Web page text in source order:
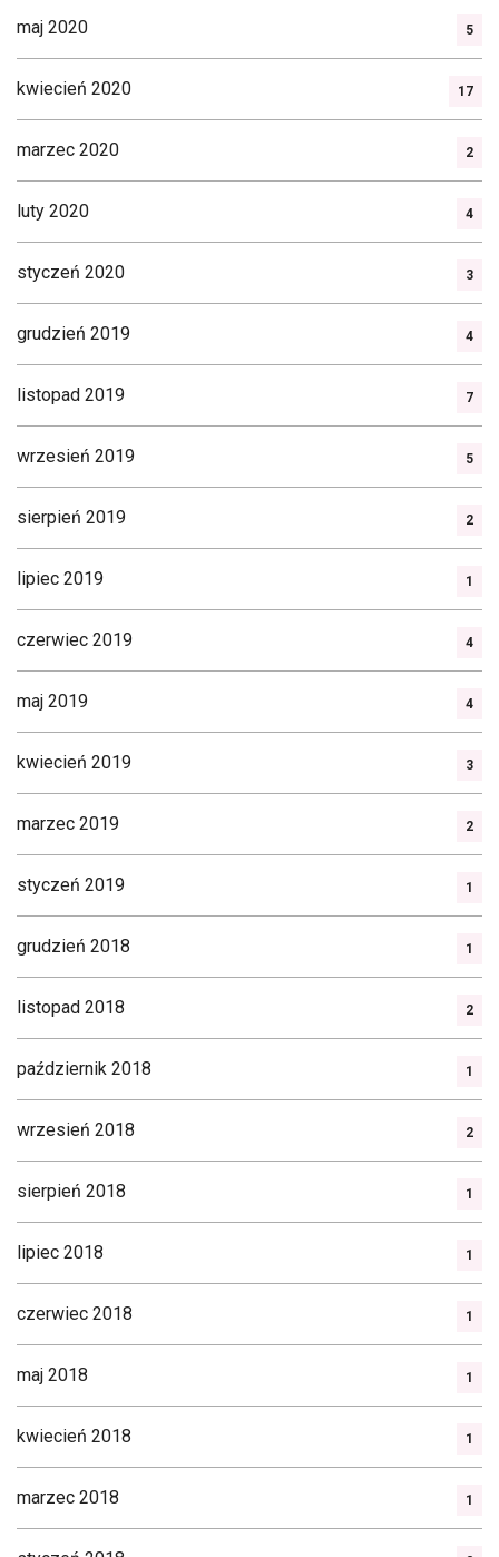
maj 2020 5
kwiecień 2020 17
marzec 2020 2
luty 2020 4
styczeń 2020 3
grudzień 2019 4
listopad 2019 7
wrzesień 2019 5
sierpień 2019 2
lipiec 2019 1
czerwiec 2019 4
maj 2019 4
kwiecień 2019 3
marzec 2019 2
styczeń 2019 1
grudzień 2018 1
listopad 2018 2
październik 2018 1
wrzesień 2018 2
sierpień 2018 1
lipiec 2018 1
czerwiec 2018 1
maj 2018 1
kwiecień 2018 1
marzec 2018 1